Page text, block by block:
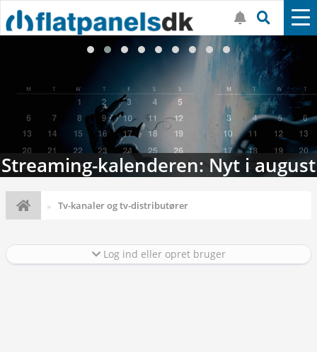
Streaming-kalenderen: Nyt i august
Tv-kanaler og tv-distributører
Log ind eller opret bruger